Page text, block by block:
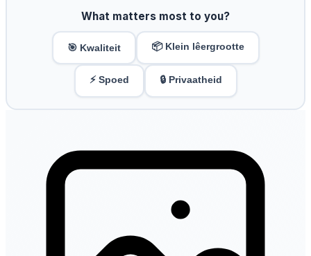
What matters most to you?
🎯 Kwaliteit 📦 Klein lêergrootte
⚡ Spoed 🔒 Privaatheid